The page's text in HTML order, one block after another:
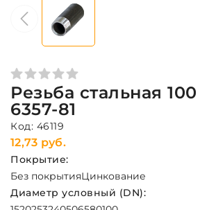
Резьба стальная
6357-81
Код: 46119
12,73 руб.
Покрытие:
Без покрытияЦинкование
Диаметр условный (DN):